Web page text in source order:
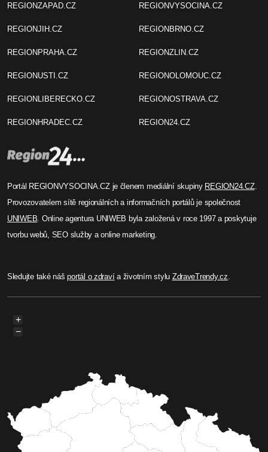
REGIONZAPAD.CZ
REGIONJIH.CZ
REGIONPRAHA.CZ
REGIONUSTI.CZ
REGIONLIBERECKO.CZ
REGIONHRADEC.CZ
REGIONVYSOCINA.CZ
REGIONBRNO.CZ
REGIONZLIN.CZ
REGIONOLOMOUC.CZ
REGIONOSTRAVA.CZ
REGION24.CZ
Portál REGIONVYSOCINA.CZ je členem mediální skupiny REGION24.CZ.
Provozovatelem sítě regionálních a informačních portálů je společnost
UNIWEB. Online agentura UNIWEB byla založená v roce 1997 a poskytuje
tvorbu webů, SEO služby a online marketing.
Sledujte také nášportál o zdravía životním stylu ZdraveTrendy.cz.
+
−